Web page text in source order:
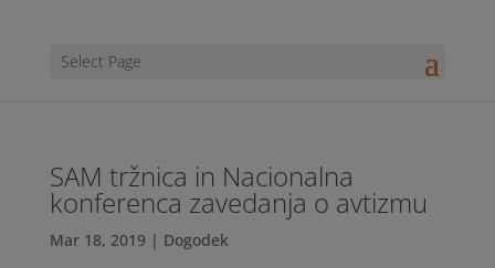
Select Page
SAM tržnica in Nacionalna
konferenca zavedanja o avtizmu
Mar 18, 2019 | Dogodek